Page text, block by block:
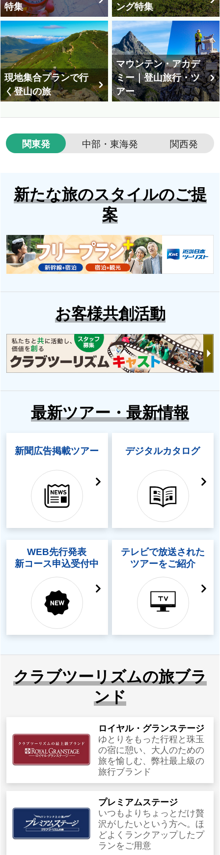
特集
ング特集
現地集合プランで行
く登山の旅
マウンテン・アカデ
ミー｜登山旅行・ツ
アー
関東発 中部・東海発 関西発
新たな旅のスタイルのご提
案
お客様共創活動
最新ツアー・最新情報
新聞広告掲載ツアー デジタルカタログ
WEB先行発表
新コース申込受付中
テレビで放送された
ツアーをご紹介
クラブツーリズムの旅ブラ
ンド
ロイヤル・グランステージ
ゆとりをもった行程と珠玉
の宿に憩い、大人のための
旅を愉しむ、弊社最上級の
旅行ブランド
プレミアムステージ
いつもよりちょっとだけ贅
沢がしたいという方へ。ほ
どよくランクアップしたプ
ランをご用意